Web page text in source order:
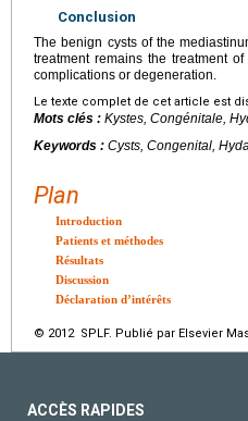
Conclusion
The benign cysts of the
treatment remains the treatment
complications or degeneration.
Le texte complet de cet article est
Mots clés : Kystes, Congénitale,
Keywords : Cysts, Congenital,
Plan
Introduction
Patients et méthodes
Résultats
Discussion
Déclaration d’intérêts
© 2012 SPLF. Publié par Elsevier
ACCÈS RAPIDES